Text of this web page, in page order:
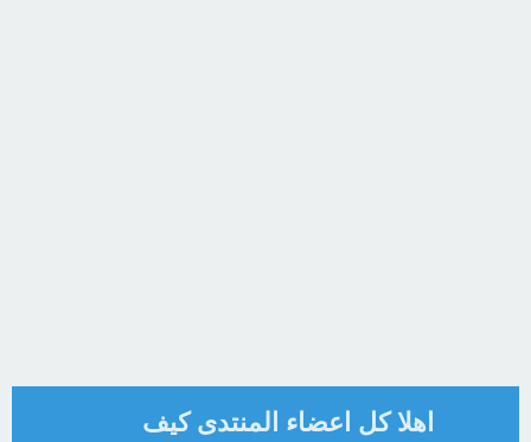
اهلا كل اعضاء المنتدى كيف